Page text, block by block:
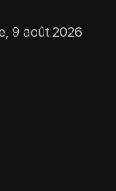
9 août 2026